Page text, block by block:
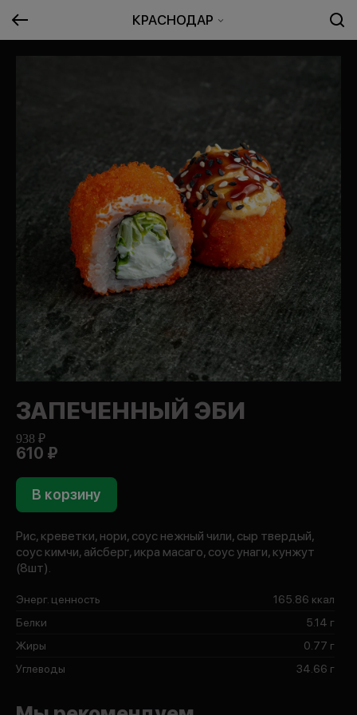
КРАСНОДАР
ЗАПЕЧЕННЫЙ ЭБИ
938 ₽
610 ₽
В корзину
Рис, креветки, нори, соус нежный чили, сыр твердый,
соус кимчи, айсберг, икра масаго, соус унаги, кунжут
(8шт).
Энерг. ценность
165.86 ккал
Белки
5.14 г
Жиры
0.77 г
Углеводы
34.66 г